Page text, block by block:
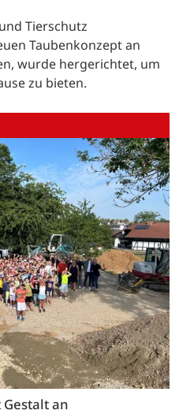
Tierschutz
Taubenkonzept an
wurde hergerichtet, um
zu bieten.
an